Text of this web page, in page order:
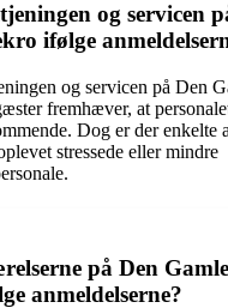
og servicen
ifølge
og servicen på Den
fremhæver, at
Dog er der enkelte
stressede eller mindre
på Den Gamle
anmeldelserne?